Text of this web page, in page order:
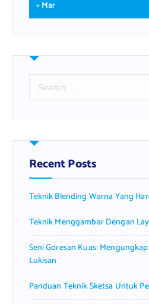
« Mar
r
h
f
o
:
Recent Posts
Teknik Blending Warna Yang
Teknik Menggambar Dengan
Seni Goresan Kuas:
Lukisan
Panduan Teknik Sketsa Untuk